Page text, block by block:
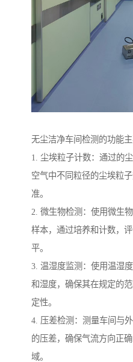
无尘洁净车间检测的功能
1. 尘埃粒子计数：通过的
空气中不同粒径的尘埃粒
准。
2. 微生物检测：使用微生
样本，通过培养和计数，
平。
3. 温湿度监测：使用温湿
和湿度，确保其在规定的
定性。
4. 压差检测：测量车间与
的压差，确保气流方向正
域。